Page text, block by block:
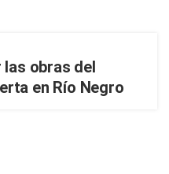
obras del
en Río Negro